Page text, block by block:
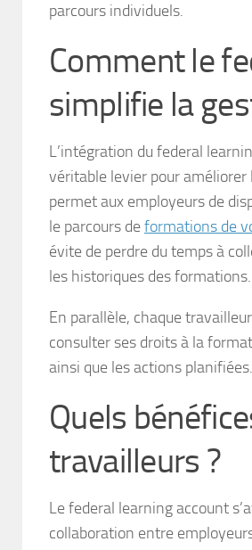
parcours individuels.
Comment le
simplifie la
L’intégration du federal
véritable levier pour
permet aux employeurs de
le parcours deformations de
évite de perdre du temps à
les historiques des formations.
En parallèle, chaque
consulter ses droits à la
ainsi que les actions planifiées.
Quels
travailleurs ?
Le federal learning account
collaboration entre